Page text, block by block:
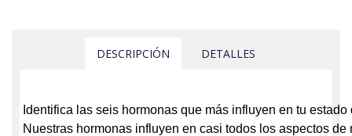
DESCRIPCIÓN DETALLES
Identifica las seis hormonas que más influyen en tu
Nuestras hormonas influyen en casi todos los aspectos